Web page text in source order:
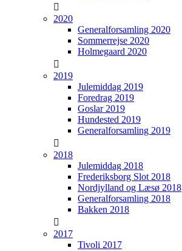
2020
Generalforsamling 2020
Sommerrejse 2020
Holmegaard 2020
2019
Julemiddag 2019
Foredrag 2019
Goslar 2019
Hundested 2019
Generalforsamling 2019
2018
Julemiddag 2018
Frederiksborg Slot 2018
Nordjylland og Læsø 2018
Generalforsamling 2018
Bakken 2018
2017
Tivoli 2017